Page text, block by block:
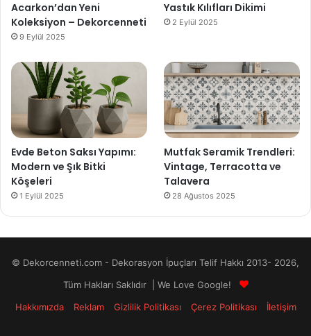
Acarkon’dan Yeni
Koleksiyon – Dekorcenneti
9 Eylül 2025
Yastık Kılıfları Dikimi
2 Eylül 2025
Evde Beton Saksı Yapımı:
Modern ve Şık Bitki
Köşeleri
1 Eylül 2025
Mutfak Seramik Trendleri:
Vintage, Terracotta ve
Talavera
28 Ağustos 2025
© Dekorcenneti.com - Dekorasyon İpuçları Telif Hakkı 2013- 2026,
Tüm Hakları Saklıdır | We Love Google!
Hakkımızda
Reklam Gizlilik Politikası Çerez Politikası İletişim